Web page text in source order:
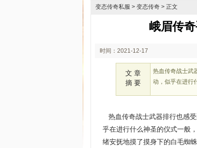
变态传奇私服 > 变态传奇 > 正文
峨眉传
时间：2021-12-17
文 章
摘 要
热血传奇战士武
动，似乎在进行
热血传奇战士武器排行也感
乎在进行什么神圣的仪式一般
绪安抚地摸了摸身下的白毛蜘